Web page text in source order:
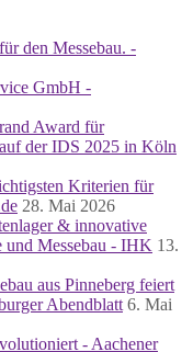
den Messebau. -
GmbH -
Award für
der IDS 2025 in Köln
Kriterien für
28. Mai 2026
& innovative
und Messebau - IHK 13.
aus Pinneberg feiert
Abendblatt 6. Mai
- Aachener